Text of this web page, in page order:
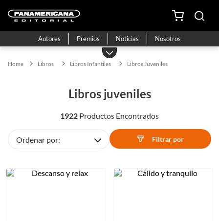
Autores Premios Noticias Nosotros
Libros Libros Infantiles Libros Juveniles
libros juveniles
1922
Filtrar